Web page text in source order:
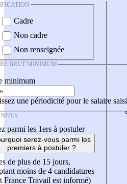
Cadre
Non cadre
Non renseignée
BRUT MINIMUM
minimum
une périodicité pour le salaire saisi
parmi les 1ers à postuler
serez-vous parmi les
premiers à postuler ?
de plus de 15 jours,
moins de 4 candidatures
France Travail est informé)